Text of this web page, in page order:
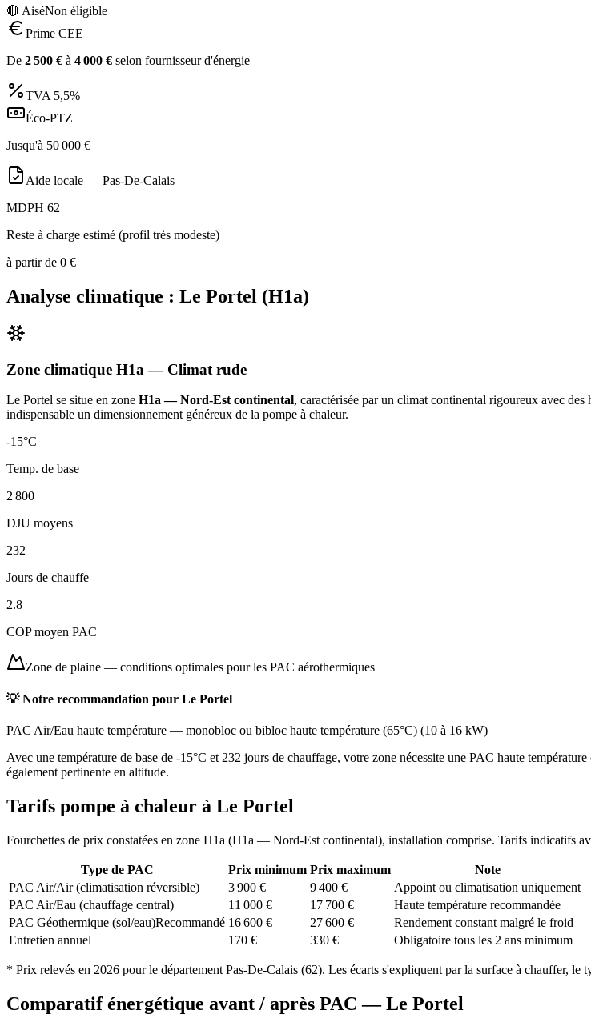
🔴 AiséNon éligible
Prime CEE
De 2 500 € à 4 000 € selon fournisseur d'énergie
TVA 5,5%
Éco-PTZ
Jusqu'à 50 000 €
Aide locale — Pas-De-Calais
MDPH 62
Reste à charge estimé (profil très modeste)
à partir de 0 €
Analyse climatique : Le Portel (H1a)
Zone climatique H1a — Climat rude
Le Portel se situe en zone H1a — Nord-Est continental, caractérisée par un climat continental rigoureux avec des
indispensable un dimensionnement généreux de la pompe à chaleur.
-15°C
Temp. de base
2 800
DJU moyens
232
Jours de chauffe
2.8
COP moyen PAC
Zone de plaine — conditions optimales pour les PAC aérothermiques
💡 Notre recommandation pour Le Portel
PAC Air/Eau haute température — monobloc ou bibloc haute température (65°C) (10 à 16 kW)
Avec une température de base de -15°C et 232 jours de chauffage, votre zone nécessite une PAC haute
également pertinente en altitude.
Tarifs pompe à chaleur à Le Portel
Fourchettes de prix constatées en zone H1a (H1a — Nord-Est continental), installation comprise. Tarifs indicatifs
Type de PAC Prix minimum Prix maximum
Note
PAC Air/Air (climatisation réversible)
3 900 € 9 400 €
Appoint ou climatisation uniquement
PAC Air/Eau (chauffage central)
11 000 € 17 700 €
Haute température recommandée
PAC Géothermique (sol/eau)Recommandé 16 600 € 27 600 €
Rendement constant malgré le froid
Entretien annuel
170 € 330 € Obligatoire tous les 2 ans minimum
* Prix relevés en 2026 pour le département Pas-De-Calais (62). Les écarts s'expliquent par la surface à chauffer, le
Comparatif énergétique avant / après PAC —Le Portel